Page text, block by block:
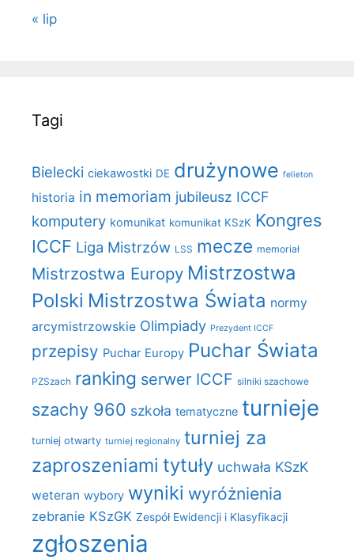
« lip
Tagi
Bielecki ciekawostki DE drużynowe felieton
historia in memoriam jubileusz ICCF
komputery komunikat komunikat KSzK Kongres
ICCF Liga Mistrzów LSS mecze memoriał
Mistrzostwa Europy Mistrzostwa
Polski Mistrzostwa Świata normy
arcymistrzowskie Olimpiady Prezydent ICCF
przepisy Puchar Europy Puchar Świata
PZSzach ranking serwer ICCF silniki szachowe
szachy 960 szkoła tematyczne turnieje
turniej otwarty turniej regionalny turniej za
zaproszeniami tytuły uchwała KSzK
weteran wybory wyniki wyróżnienia
zebranie KSzGK Zespół Ewidencji i Klasyfikacji
zgłoszenia